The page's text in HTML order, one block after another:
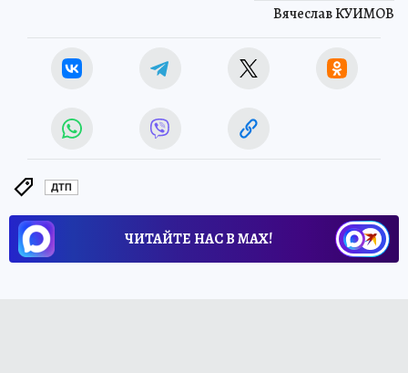
Вячеслав КУИМОВ
ДТП
ЧИТАЙТЕ НАС В МАХ!